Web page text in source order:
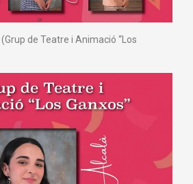
de Teatre i Animació “Los